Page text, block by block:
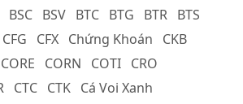
BSC BSV BTC BTG BTR BTS
CFG CFX Chứng Khoán
CKB
CORE CORN COTI CRO
CTC CTK Cá Voi Xanh